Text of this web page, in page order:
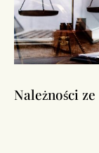
Należności